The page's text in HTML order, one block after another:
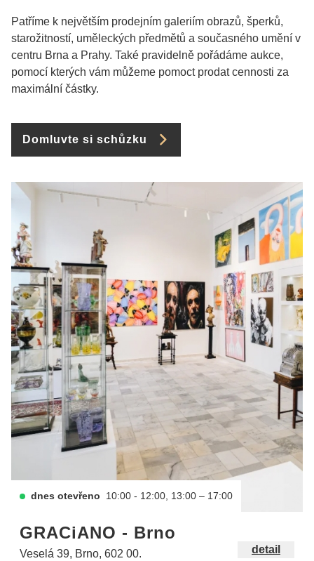
Patříme k největším prodejním galeriím obrazů, šperků,
starožitností, uměleckých předmětů a současného umění v
centru Brna a Prahy. Také pravidelně pořádáme aukce,
pomocí kterých vám můžeme pomoct prodat cennosti za
maximální částky.
Domluvte si schůzku
dnes otevřeno 10:00 - 12:00, 13:00 – 17:00
GRACiANO - Brno
Veselá 39, Brno, 602 00. detail